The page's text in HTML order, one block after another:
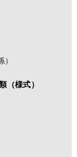
）
（様式）